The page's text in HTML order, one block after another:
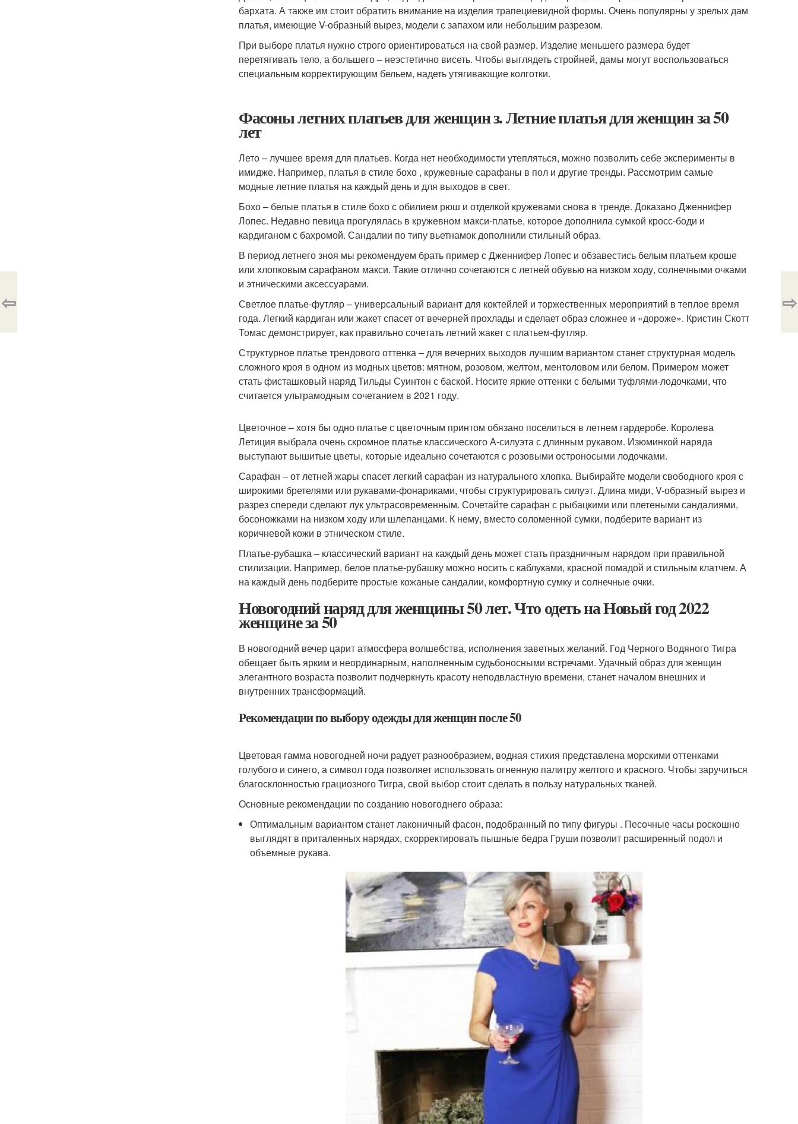
бархата. А также им стоит обратить внимание на изделия трапециевидной формы. Очень популярны у зрелых дам
платья, имеющие V-образный вырез, модели с запахом или небольшим разрезом.
При выборе платья нужно строго ориентироваться на свой размер. Изделие меньшего размера будет
перетягивать тело, а большего – неэстетично висеть. Чтобы выглядеть стройней, дамы могут воспользоваться
специальным корректирующим бельем, надеть утягивающие колготки.
Фасоны летних платьев для женщин з. Летние платья для женщин за 50
лет
Лето – лучшее время для платьев. Когда нет необходимости утепляться, можно позволить себе эксперименты в
имидже. Например, платья в стиле бохо , кружевные сарафаны в пол и другие тренды. Рассмотрим самые
модные летние платья на каждый день и для выходов в свет.
Бохо – белые платья в стиле бохо с обилием рюш и отделкой кружевами снова в тренде. Доказано Дженнифер
Лопес. Недавно певица прогулялась в кружевном макси-платье, которое дополнила сумкой кросс-боди и
кардиганом с бахромой. Сандалии по типу вьетнамок дополнили стильный образ.
В период летнего зноя мы рекомендуем брать пример с Дженнифер Лопес и обзавестись белым платьем кроше
или хлопковым сарафаном макси. Такие отлично сочетаются с летней обувью на низком ходу, солнечными очками
и этническими аксессуарами.
Светлое платье-футляр – универсальный вариант для коктейлей и торжественных мероприятий в теплое время
года. Легкий кардиган или жакет спасет от вечерней прохлады и сделает образ сложнее и «дороже». Кристин Скотт
Томас демонстрирует, как правильно сочетать летний жакет с платьем-футляр.
Структурное платье трендового оттенка – для вечерних выходов лучшим вариантом станет структурная модель
сложного кроя в одном из модных цветов: мятном, розовом, желтом, ментоловом или белом. Примером может
стать фисташковый наряд Тильды Суинтон с баской. Носите яркие оттенки с белыми туфлями-лодочками, что
считается ультрамодным сочетанием в 2021 году.
Цветочное – хотя бы одно платье с цветочным принтом обязано поселиться в летнем гардеробе. Королева
Летиция выбрала очень скромное платье классического А-силуэта с длинным рукавом. Изюминкой наряда
выступают вышитые цветы, которые идеально сочетаются с розовыми остроносыми лодочками.
Сарафан – от летней жары спасет легкий сарафан из натурального хлопка. Выбирайте модели свободного кроя с
широкими бретелями или рукавами-фонариками, чтобы структурировать силуэт. Длина миди, V-образный вырез и
разрез спереди сделают лук ультрасовременным. Сочетайте сарафан с рыбацкими или плетеными сандалиями,
босоножками на низком ходу или шлепанцами. К нему, вместо соломенной сумки, подберите вариант из
коричневой кожи в этническом стиле.
Платье-рубашка – классический вариант на каждый день может стать праздничным нарядом при правильной
стилизации. Например, белое платье-рубашку можно носить с каблуками, красной помадой и стильным клатчем. А
на каждый день подберите простые кожаные сандалии, комфортную сумку и солнечные очки.
Новогодний наряд для женщины 50 лет. Что одеть на Новый год 2022
женщине за 50
В новогодний вечер царит атмосфера волшебства, исполнения заветных желаний. Год Черного Водяного Тигра
обещает быть ярким и неординарным, наполненным судьбоносными встречами. Удачный образ для женщин
элегантного возраста позволит подчеркнуть красоту неподвластную времени, станет началом внешних и
внутренних трансформаций.
Рекомендации по выбору одежды для женщин после 50
Цветовая гамма новогодней ночи радует разнообразием, водная стихия представлена морскими оттенками
голубого и синего, а символ года позволяет использовать огненную палитру желтого и красного. Чтобы заручиться
благосклонностью грациозного Тигра, свой выбор стоит сделать в пользу натуральных тканей.
Основные рекомендации по созданию новогоднего образа:
Оптимальным вариантом станет лаконичный фасон, подобранный по типу фигуры . Песочные часы роскошно
выглядят в приталенных нарядах, скорректировать пышные бедра Груши позволит расширенный подол и
объемные рукава.
⇦ ⇨